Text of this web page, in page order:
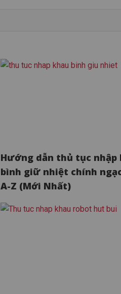
Hướng dẫn thủ tục nhập
bình giữ nhiệt chính
A-Z (Mới Nhất)